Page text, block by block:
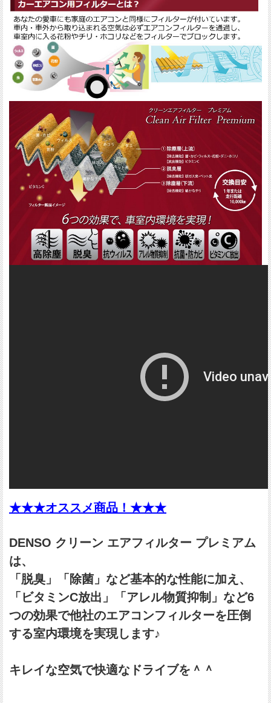
★★★オススメ商品！★★★
DENSO クリーン エアフィルター プレミアム
は、
「脱臭」「除菌」など基本的な性能に加え、
「ビタミンC放出」「アレル物質抑制」など6
つの効果で他社のエアコンフィルターを圧倒
する室内環境を実現します♪
キレイな空気で快適なドライブを＾＾